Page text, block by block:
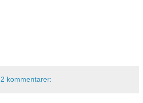
2 kommentarer: